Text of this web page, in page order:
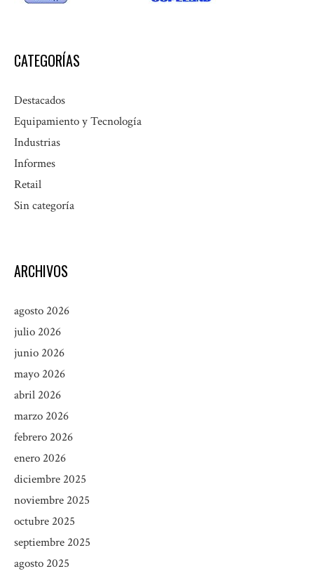
CATEGORÍAS
Destacados
Equipamiento y Tecnología
Industrias
Informes
Retail
Sin categoría
ARCHIVOS
agosto 2026
julio 2026
junio 2026
mayo 2026
abril 2026
marzo 2026
febrero 2026
enero 2026
diciembre 2025
noviembre 2025
octubre 2025
septiembre 2025
agosto 2025